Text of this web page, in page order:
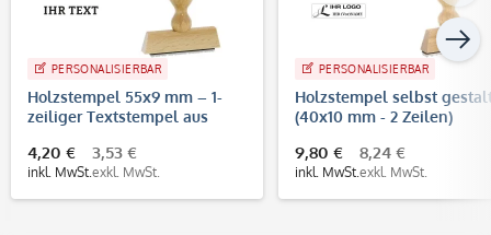
PERSONALISIERBAR
Holzstempel 55x9 mm – 1-
zeiliger Textstempel aus
4,20 €
inkl. MwSt.
3,53 €
exkl. MwSt.
PERSONALISIERBAR
Holzstempel selbst
(40x10 mm - 2 Zeilen)
9,80 €
inkl. MwSt.
8,24 €
exkl. MwSt.